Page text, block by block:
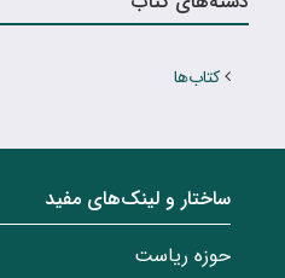
کتاب‌ها
ساختار‌‌ و‌‌ لینک‌های مفید
حوزه ریاست